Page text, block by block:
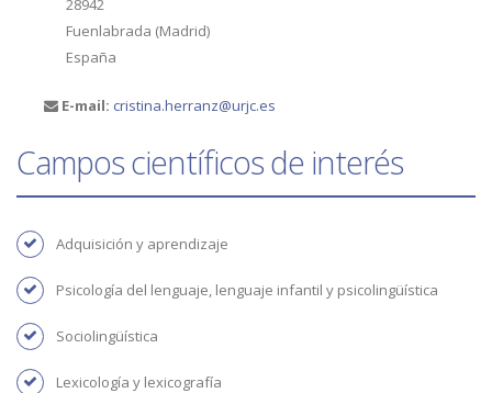
28942
Fuenlabrada (Madrid)
España
E-mail: cristina.herranz@urjc.es
Campos científicos de interés
Adquisición y aprendizaje
Psicología del lenguaje, lenguaje infantil y psicolingüística
Sociolingüística
Lexicología y lexicografía